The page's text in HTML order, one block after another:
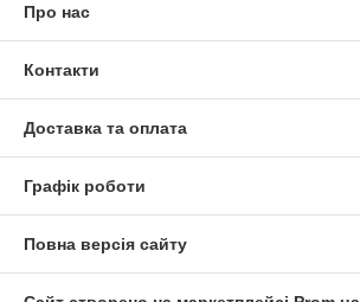
Про нас
Контакти
Доставка та оплата
Графік роботи
Повна версія сайту